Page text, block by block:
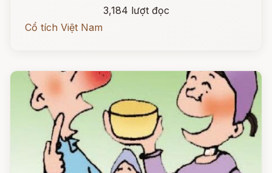
3,184 lượt đọc
Cổ tích Việt Nam